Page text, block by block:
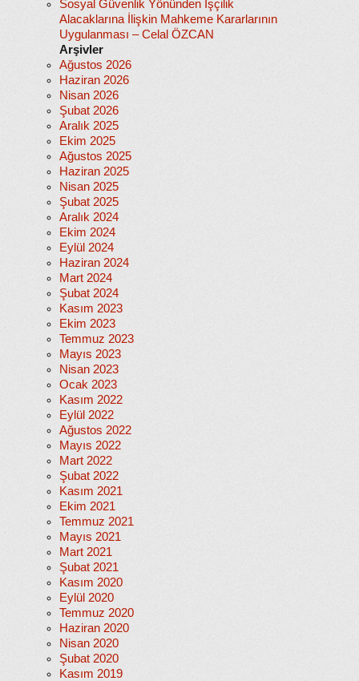
Sosyal Güvenlik Yönünden İşçilik
Alacaklarına İlişkin Mahkeme Kararlarının
Uygulanması – Celal ÖZCAN
Arşivler
Ağustos 2026
Haziran 2026
Nisan 2026
Şubat 2026
Aralık 2025
Ekim 2025
Ağustos 2025
Haziran 2025
Nisan 2025
Şubat 2025
Aralık 2024
Ekim 2024
Eylül 2024
Haziran 2024
Mart 2024
Şubat 2024
Kasım 2023
Ekim 2023
Temmuz 2023
Mayıs 2023
Nisan 2023
Ocak 2023
Kasım 2022
Eylül 2022
Ağustos 2022
Mayıs 2022
Mart 2022
Şubat 2022
Kasım 2021
Ekim 2021
Temmuz 2021
Mayıs 2021
Mart 2021
Şubat 2021
Kasım 2020
Eylül 2020
Temmuz 2020
Haziran 2020
Nisan 2020
Şubat 2020
Kasım 2019